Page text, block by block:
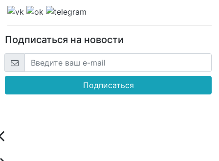
Подписаться на новости
Подписаться